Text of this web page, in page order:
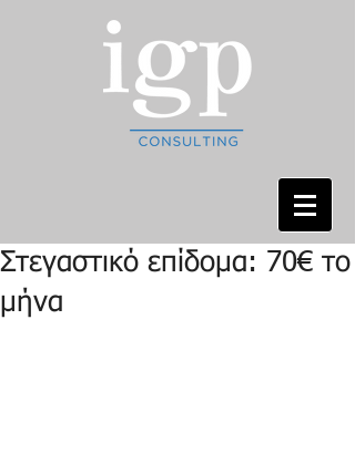
Στεγαστικό επίδομα: 70€ το
μήνα